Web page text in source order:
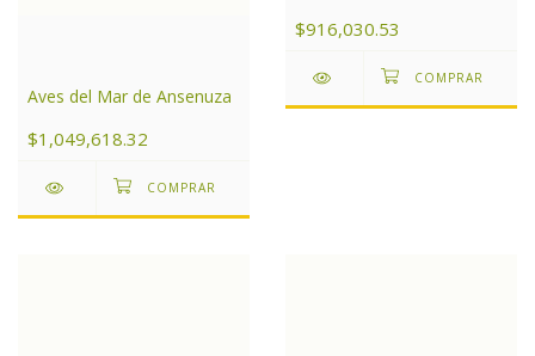
Aves del Mar de Ansenuza
$1,049,618.32
$916,030.53